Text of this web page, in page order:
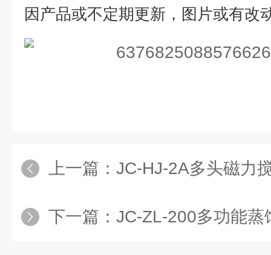
因产品或不定期更新，图片或有改
上一篇： JC-HJ-2A多头磁力
下一篇： JC-ZL-200多功能蒸